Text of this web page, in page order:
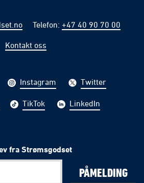
Telefon: +47 40 90 70 00
Kontakt oss
Instagram Twitter
TikTok LinkedIn
fra Strømsgodset
PÅMELDING